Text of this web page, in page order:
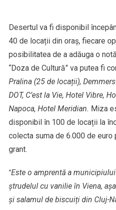
Desertul va fi disponibil
40 de locații din oraș, fiecare
posibilitatea de a adăuga o
“Doza de Cultură” va putea fi
Pralina (25 de locații),
DOT, C’est la Vie, Hotel Vibre,
Napoca, Hotel Meridian. Miza
disponibil în 100 de locații la
colecta suma de 6.000 de
grant.
“Este o amprentă a
ștrudelul cu vanilie în Viena,
și salamul de biscuiți din Cluj-